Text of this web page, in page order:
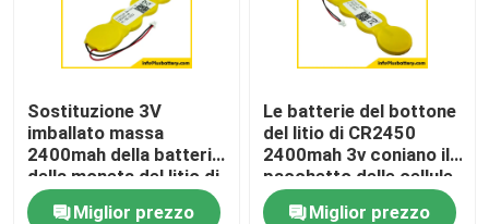
Sostituzione 3V
imballato massa
2400mah della batteria
della moneta del litio di
CR2450 4P
Miglior prezzo
Le batterie del bottone
del litio di CR2450
2400mah 3v coniano il
pacchetto delle cellule
per le etichette astute
Miglior prezzo